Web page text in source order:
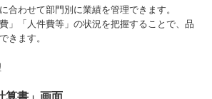
合わせて部門別に業績を管理できます。
」「人件費等」の状況を把握することで、品
きます。